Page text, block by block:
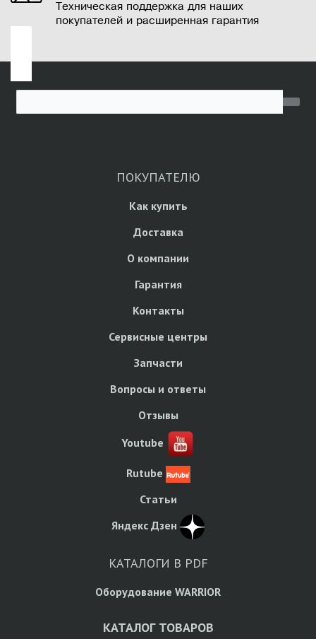
Техническая поддержка для наших
покупателей и расширенная гарантия
ПОКУПАТЕЛЮ
Как купить
Доставка
О компании
Гарантия
Контакты
Сервисные центры
Запчасти
Вопросы и ответы
Отзывы
Youtube
Rutube
Статьи
Яндекс Дзен
КАТАЛОГИ В PDF
Оборудование WARRIOR
КАТАЛОГ ТОВАРОВ